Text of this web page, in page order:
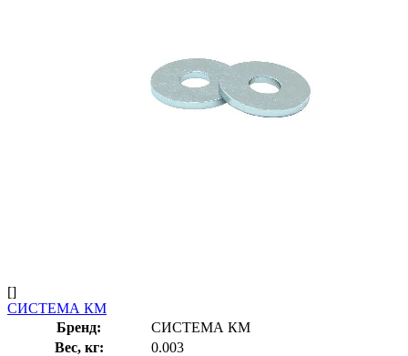
[]
СИСТЕМА КМ
Бренд:
СИСТЕМА КМ
Вес, кг:
0.003